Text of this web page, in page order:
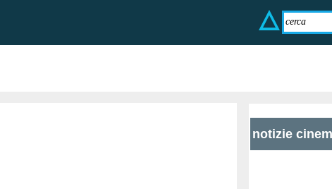
notizie